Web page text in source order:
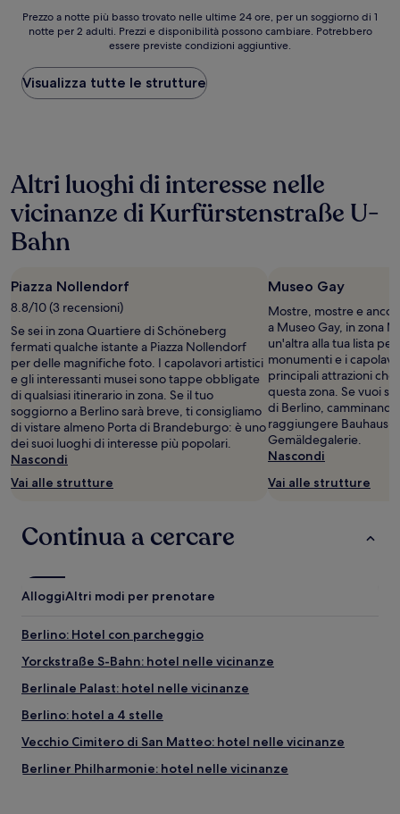
Prezzo
più
basso
trovato
per
un
soggiorno
di
1
2
adulti.
Prezzi
e
disponibilità
possono
cambiare.
Potrebbero
essere
previste
condizioni
aggiuntive.
Prezzo a notte più basso trovato nelle ultime 24 ore, per un soggiorno di 1
notte per 2 adulti. Prezzi e disponibilità possono cambiare. Potrebbero
essere previste condizioni aggiuntive.
Visualizza tutte le strutture
Altri luoghi di interesse nelle
vicinanze di Kurfürstenstraße U-
Bahn
Piazza Nollendorf
8.8/10 (3 recensioni)
Se sei in zona Quartiere di Schöneberg
fermati qualche istante a Piazza Nollendorf
per delle magnifiche foto. I capolavori artistici
e gli interessanti musei sono tappe obbligate
di qualsiasi itinerario in zona. Se il tuo
soggiorno a Berlino sarà breve, ti consigliamo
di vistare almeno Porta di Brandeburgo: è uno
dei suoi luoghi di interesse più popolari.
Nascondi
Vai alle strutture
Museo Gay
Mostre, mostre e
a Museo Gay, in zona
un'altra alla tua lista
monumenti e i
principali attrazioni
questa zona. Se vuoi
di Berlino,
raggiungere Bauhaus-
Gemäldegalerie.
Nascondi
Vai alle strutture
Continua a cercare
AlloggiAltri modi per prenotare
Berlino: Hotel con parcheggio
Yorckstraße S-Bahn: hotel nelle vicinanze
Berlinale Palast: hotel nelle vicinanze
Berlino: hotel a 4 stelle
Vecchio Cimitero di San Matteo: hotel nelle vicinanze
Berliner Philharmonie: hotel nelle vicinanze